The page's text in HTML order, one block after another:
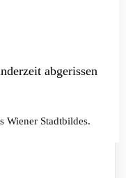
abgerissen
Wiener Stadtbildes.